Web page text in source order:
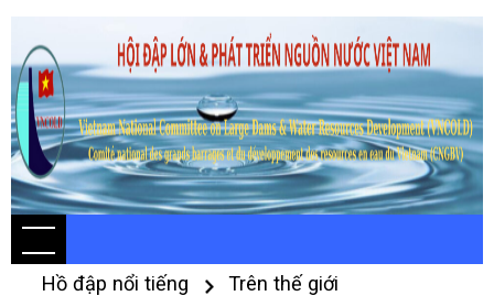
Hồ đập nổi tiếng Trên thế giới